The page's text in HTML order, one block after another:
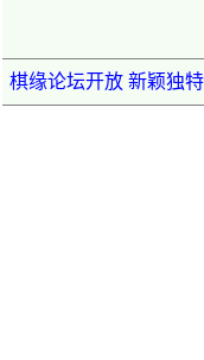
棋缘论坛开放 新颖独